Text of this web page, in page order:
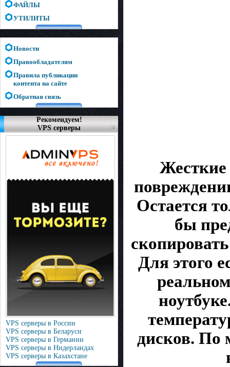
ФАЙЛЫ
УТИЛИТЫ
Новости
Правообладателям
Правила публикации
контента на сайте
Обратная связь
Рекомендуем!
VPS серверы
VPS серверы в России
VPS серверы в Беларуси
VPS серверы в Германии
VPS серверы в Нидерландах
VPS серверы в Казахстане
Жесткие
Остается
бы
Для этого
дисков. По